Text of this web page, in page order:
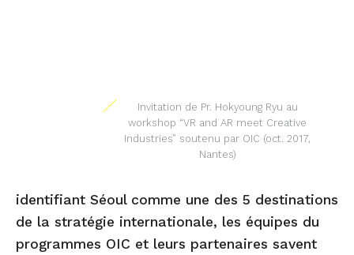
prend forme à travers plusieurs échanges en
2017 et 2018, avec le soutien des ambassades
respectives des deux pays :
Industries”(conférence internationale IEEE
ISMAR) ;
deux séjours de professeurs invités à